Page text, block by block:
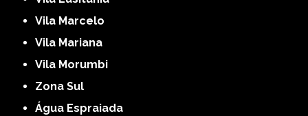
Vila Marcelo
Vila Mariana
Vila Morumbi
Zona Sul
Água Espraiada